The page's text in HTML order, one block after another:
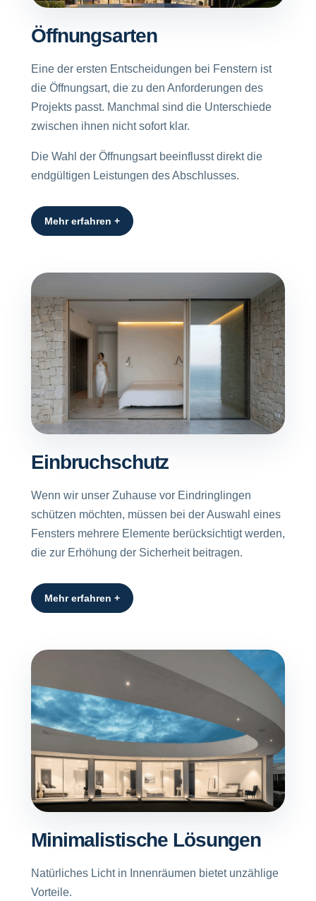
Öffnungsarten
Eine der ersten Entscheidungen bei Fenstern ist
die Öffnungsart, die zu den Anforderungen des
Projekts passt. Manchmal sind die Unterschiede
zwischen ihnen nicht sofort klar.
Die Wahl der Öffnungsart beeinflusst direkt die
endgültigen Leistungen des Abschlusses.
Mehr erfahren +
Einbruchschutz
Wenn wir unser Zuhause vor Eindringlingen
schützen möchten, müssen bei der Auswahl eines
Fensters mehrere Elemente berücksichtigt werden,
die zur Erhöhung der Sicherheit beitragen.
Mehr erfahren +
Minimalistische Lösungen
Natürliches Licht in Innenräumen bietet unzählige
Vorteile.